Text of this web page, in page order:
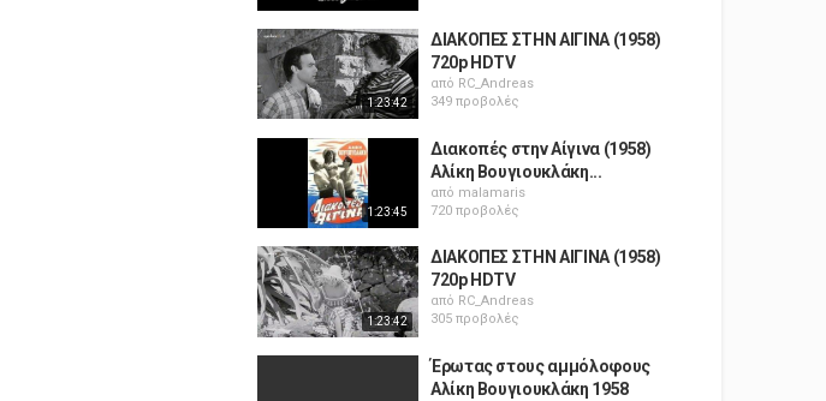
1:23:42
ΔΙΑΚΟΠΕΣ ΣΤΗΝ ΑΙΓΙΝΑ (1958)
720p HDTV
από RC_Andreas
349 προβολές
1:23:45
Διακοπές στην Αίγινα (1958)
Αλίκη Βουγιουκλάκη...
από malamaris
720 προβολές
1:23:42
ΔΙΑΚΟΠΕΣ ΣΤΗΝ ΑΙΓΙΝΑ (1958)
720p HDTV
από RC_Andreas
305 προβολές
Έρωτας στους αμμόλοφους
Αλίκη Βουγιουκλάκη 1958